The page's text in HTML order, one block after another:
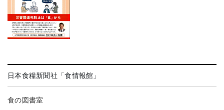
日本食糧新聞社「食情報館」
食の図書室